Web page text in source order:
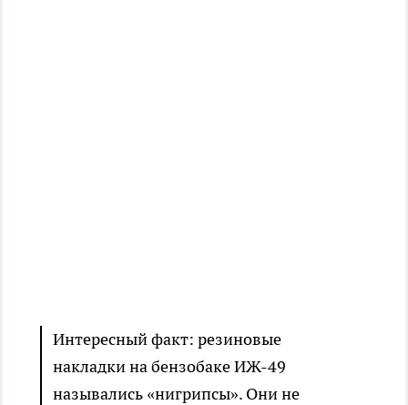
Интересный факт: резиновые
накладки на бензобаке ИЖ-49
назывались «нигрипсы». Они не